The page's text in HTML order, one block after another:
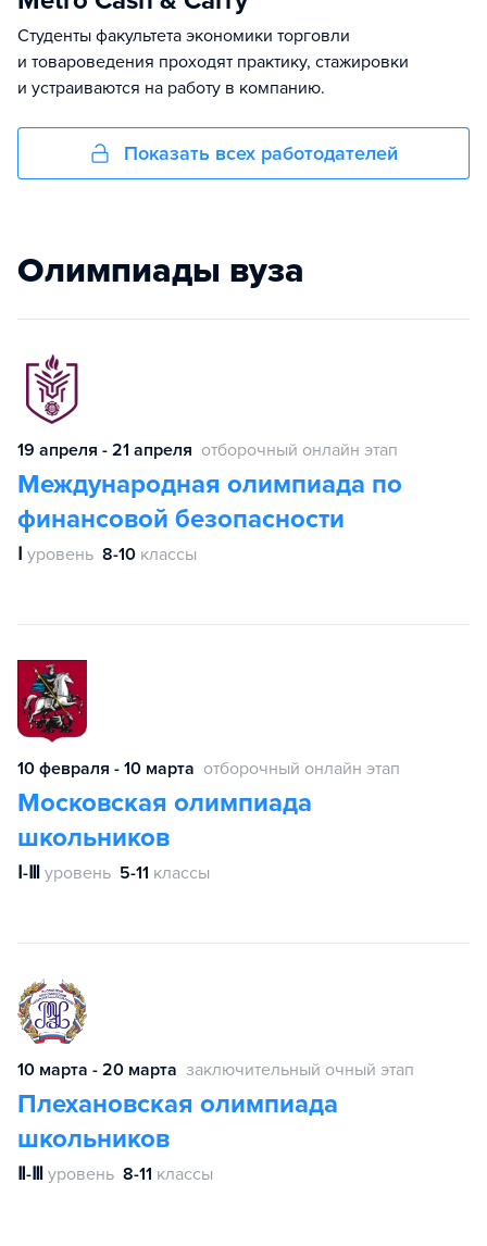
Студенты факультета экономики торговли
и товароведения проходят практику, стажировки
и устраиваются на работу в компанию.
Показать всех работодателей
Олимпиады вуза
19 апреля - 21 апреля отборочный онлайн этап
Международная олимпиада по
финансовой безопасности
Ⅰ уровень 8-10 классы
10 февраля - 10 марта отборочный онлайн этап
Московская олимпиада
школьников
Ⅰ-Ⅲ уровень 5-11 классы
10 марта - 20 марта заключительный очный этап
Плехановская олимпиада
школьников
Ⅱ-Ⅲ уровень 8-11 классы